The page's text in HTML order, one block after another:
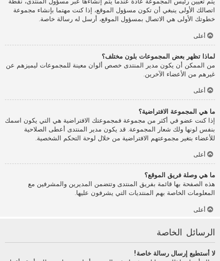
اتصالك الأولى ينبغي أن تكون مسؤول الموقع، إذا كنت مهتما بإنشاء مجموعة
خطوتك الأولى هي الاتصال بمسؤول الموقع، أرسل له رسالة خاصة.
أعلى
لماذا تظهر بعض المجموعات بلون مختلف؟
من الممكن أن يكون مدير المنتدى خصص ألوان معينة للمجموعات ليميزهم عن
غيرهم من الأعضاء الآخرين.
أعلى
ما هي المجموعة الافتراضية؟
إذا كنت عضو في أكثر من مجموعة فمجموعتك الافتراضية هي التي يكون اسمك
بنفس لونها ولك شعار المجموعة. قد يكون مدير المنتدى أعطى الصلاحية
للأعضاء بتغير مجموعتهم الافتراضية من خلال لوحة التحكم الشخصية.
أعلى
ما هي وصلة فريق الموقع؟
هذه الصفحة بها قائمة بفريق المنتدى وتتضمن المديرين والمشرفين مع
المعلومات الخاصة بهم المنتديات التي يشرفون عليها.
أعلى
الرسائل الخاصة
لا أستطيع إرسال رسالة خاصة!